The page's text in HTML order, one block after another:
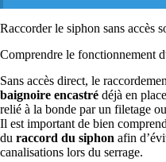
Raccorder le siphon sans accès
Comprendre le fonctionnement
Sans accès direct, le
baignoire encastré déjà en
relié à la bonde par un filetage
Il est important de bien
du raccord du siphon afin
canalisations lors du serrage.